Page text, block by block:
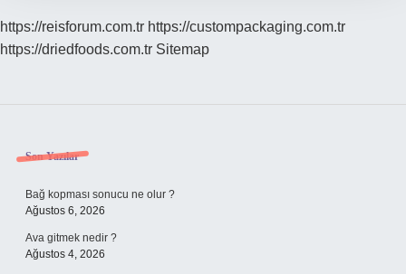
https://reisforum.com.tr https://custompackaging.com.tr
https://driedfoods.com.tr Sitemap
Sidebar
Son Yazılar
Bağ kopması sonucu ne olur ?
Ağustos 6, 2026
Ava gitmek nedir ?
Ağustos 4, 2026